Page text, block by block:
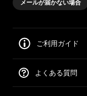
メールが届かない場合
ご利用ガイド
よくある質問